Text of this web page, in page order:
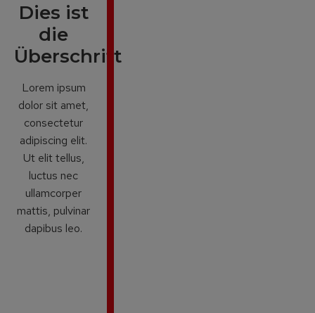
Dies ist
die
Überschrift
Lorem ipsum
dolor sit amet,
consectetur
adipiscing elit.
Ut elit tellus,
luctus nec
ullamcorper
mattis, pulvinar
dapibus leo.